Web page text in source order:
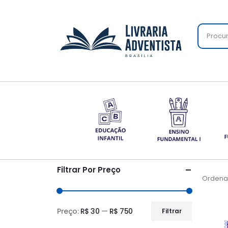
Filtrar Por Preço
Preço
Preço
Filtrar
Preço: R$ 30 — R$ 750